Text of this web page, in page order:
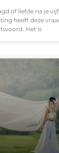
of liefde na je
heeft deze
Het is